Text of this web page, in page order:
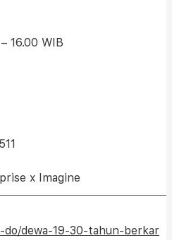
16.00 WIB
x Imagine
dewa-19-30-tahun-berkar